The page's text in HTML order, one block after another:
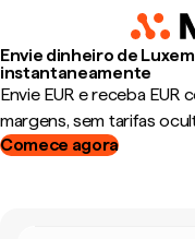
Envie dinheiro de
instantaneamente
Envie EUR e receba EUR
margens, sem tarifas
Comece agora